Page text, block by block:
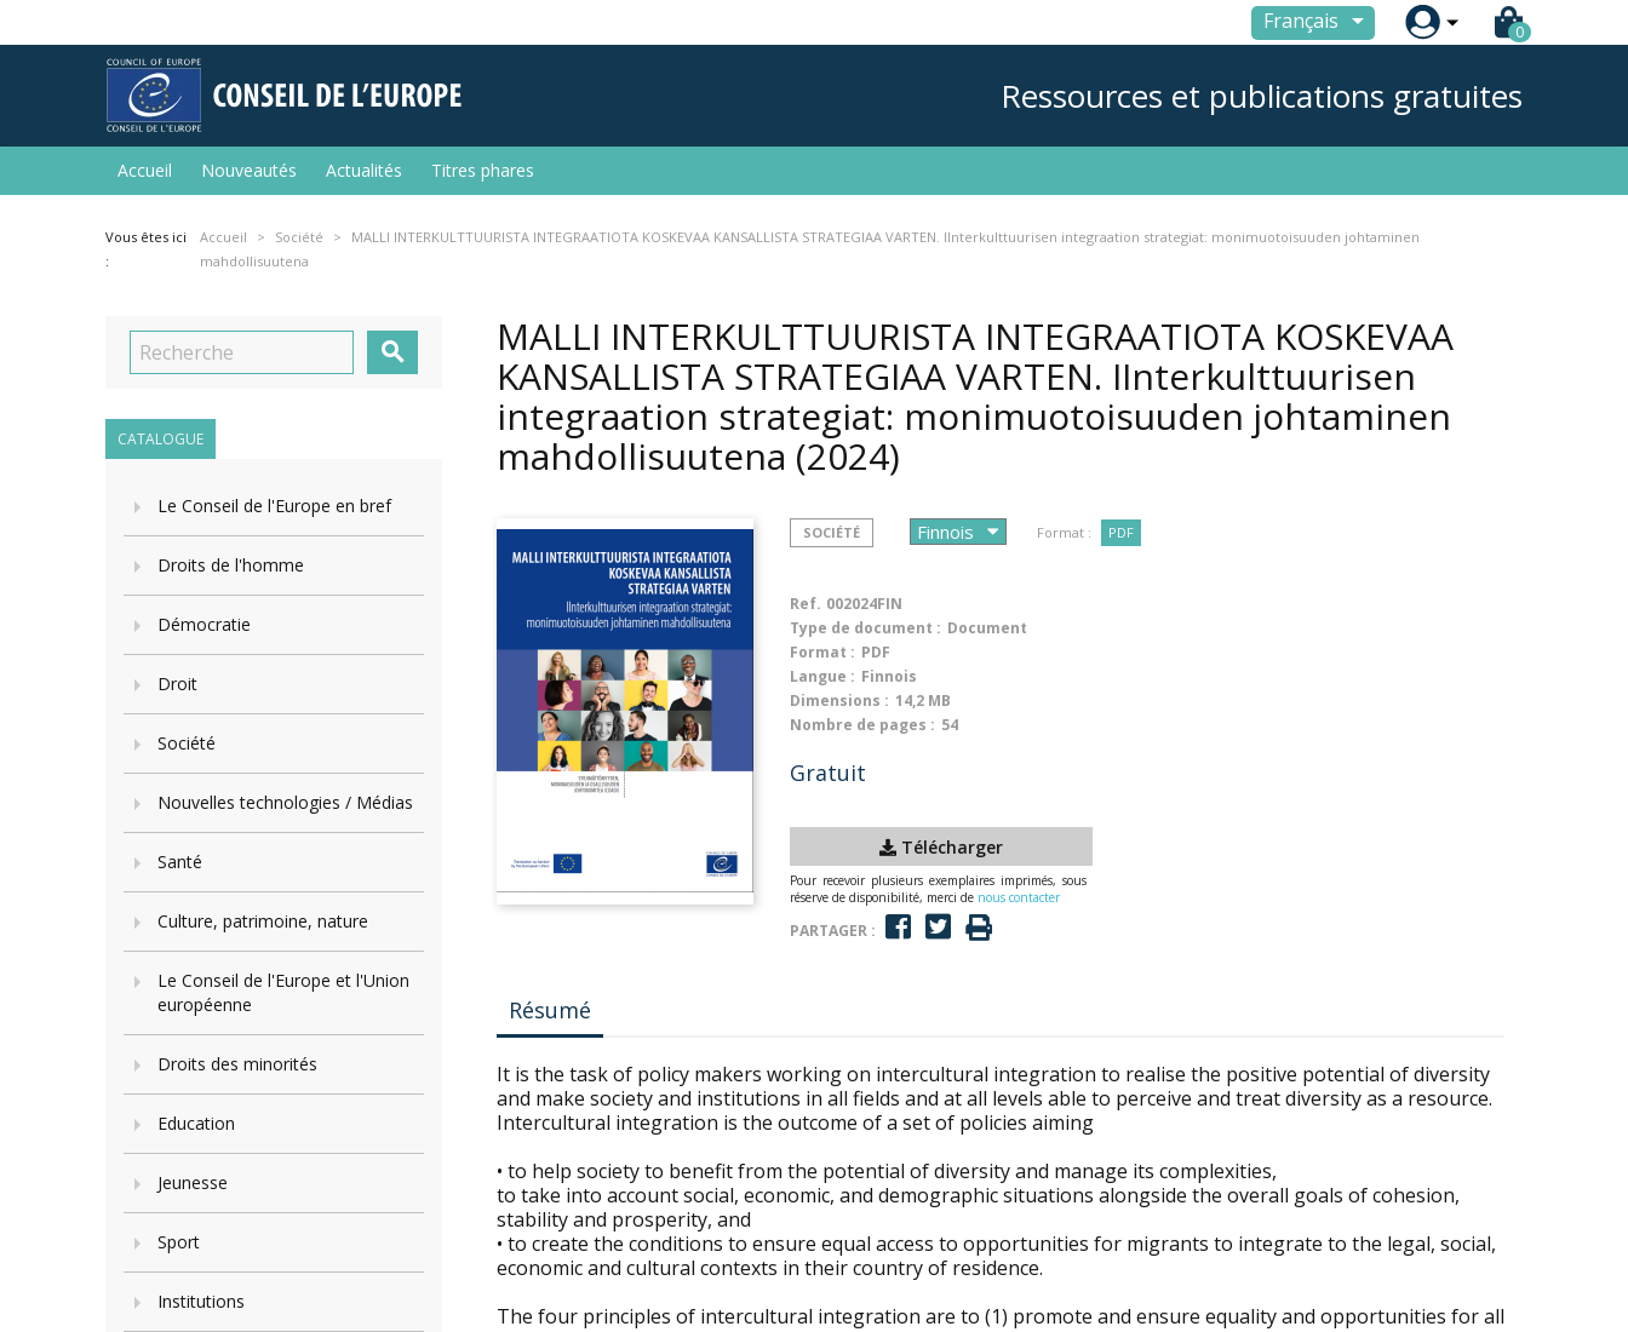
Français  0
Ressources et publications gratuites
Accueil Nouveautés Actualités Titres phares
Vous êtes ici
:
Accueil Société
MALLI INTERKULTTUURISTA INTEGRAATIOTA KOSKEVAA KANSALLISTA STRATEGIAA VARTEN. IInterkulttuurisen integraation strategiat: monimuotoisuuden johtaminen
mahdollisuutena

CATALOGUE
Le Conseil de l'Europe en bref
Droits de l'homme
Démocratie
Droit
Société
Nouvelles technologies / Médias
Santé
Culture, patrimoine, nature
Le Conseil de l'Europe et l'Union
européenne
Droits des minorités
Education
Jeunesse
Sport
Institutions
MALLI INTERKULTTUURISTA INTEGRAATIOTA KOSKEVAA
KANSALLISTA STRATEGIAA VARTEN. IInterkulttuurisen
integraation strategiat: monimuotoisuuden johtaminen
mahdollisuutena (2024)
SOCIÉTÉ Format : PDF
Ref. 002024FIN
Type de document : Document
Format : PDF
Langue : Finnois
Dimensions : 14,2 MB
Nombre de pages : 54
Gratuit
Télécharger
Pour recevoir plusieurs exemplaires imprimés, sous
réserve de disponibilité, merci de nous contacter
PARTAGER :
Résumé
It is the task of policy makers working on intercultural integration to realise the positive potential of diversity
and make society and institutions in all fields and at all levels able to perceive and treat diversity as a resource.
Intercultural integration is the outcome of a set of policies aiming
• to help society to benefit from the potential of diversity and manage its complexities,
to take into account social, economic, and demographic situations alongside the overall goals of cohesion,
stability and prosperity, and
• to create the conditions to ensure equal access to opportunities for migrants to integrate to the legal, social,
economic and cultural contexts in their country of residence.
The four principles of intercultural integration are to (1) promote and ensure equality and opportunities for all